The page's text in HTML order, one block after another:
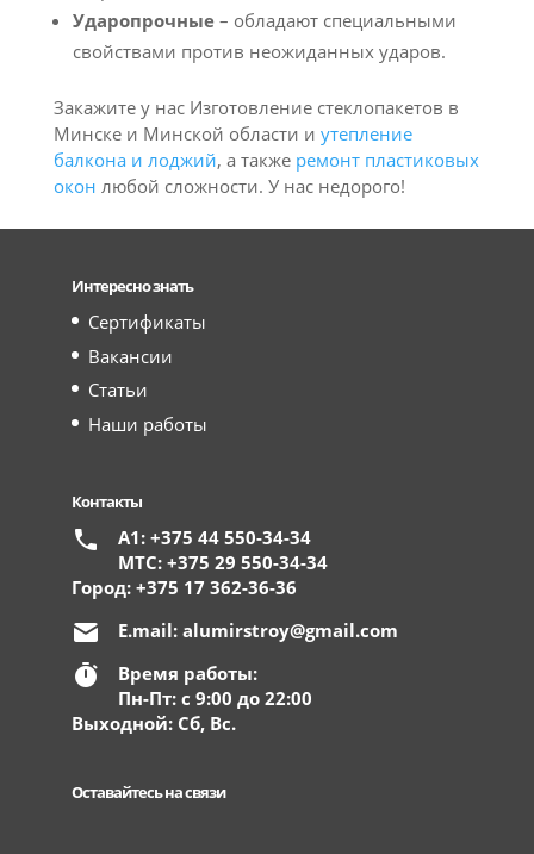
Ударопрочные– обладают специальными
свойствами против неожиданных ударов.
Закажите у нас Изготовление стеклопакетов в
Минске и Минской области и утепление
балкона и лоджий, а также ремонт пластиковых
окон любой сложности. У нас недорого!
Интересно знать
Сертификаты
Вакансии
Статьи
Наши работы
Контакты
А1: +375 44 550-34-34
МТС: +375 29 550-34-34
Город: +375 17 362-36-36
E.mail: alumirstroy@gmail.com
Время работы:
Пн-Пт: с 9:00 до 22:00
Выходной: Сб, Вс.
Оставайтесь на связи